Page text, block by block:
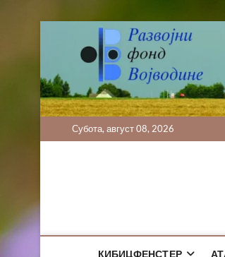
Субота, август 08, 2026
КИБИЦФЕНСТЕР